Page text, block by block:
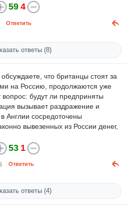
59 4
Ответить
ответы (8)
что британцы стоят за
на Россию, продолжаются уже
вопрос: будут ли предприняты
вызывает раздражение и
Англии сосредоточены
вывезенных из России денег,
53 1
Ответить
ответы (4)